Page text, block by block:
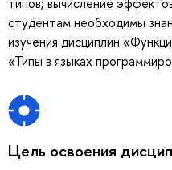
студентам необходимы
изучения дисциплин
«Типы в языках
Цель освоения